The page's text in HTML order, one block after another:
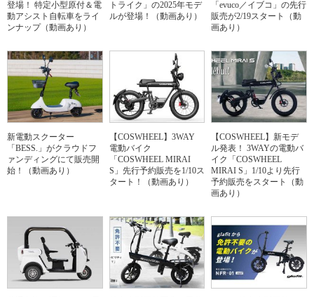
登場！ 特定小型原付＆電
動アシスト自転車をライ
ンナップ（動画あり）
トライク」の2025年モデ
ルが登場！（動画あり）
「evuco／イブコ」の先行
販売が2/19スタート（動
画あり）
新電動スクーター
「BESS.」がクラウドフ
ァンディングにて販売開
始！（動画あり）
【COSWHEEL】3WAY
電動バイク
「COSWHEEL MIRAI
S」先行予約販売を1/10ス
タート！（動画あり）
【COSWHEEL】新モデ
ル発表！ 3WAYの電動バ
イク「COSWHEEL
MIRAI S」1/10より先行
予約販売をスタート（動
画あり）